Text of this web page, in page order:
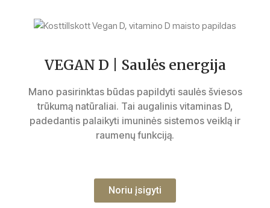
VEGAN D | Saulės energija
Mano pasirinktas būdas papildyti saulės šviesos
trūkumą natūraliai. Tai augalinis vitaminas D,
padedantis palaikyti imuninės sistemos veiklą ir
raumenų funkciją.
Noriu įsigyti